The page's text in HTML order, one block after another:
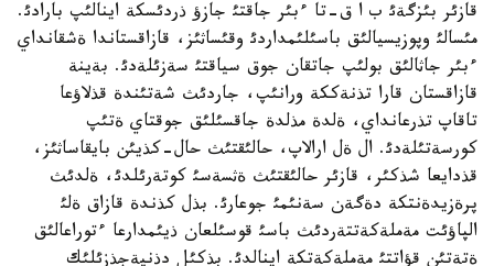
قازئر بئزگةئ ب ا ق-تا ءبئر جاقتئ جازؤ ذردئسكة اينالئپ بارادئ.
مئسالئ وپوزيسيالئق باسئلئمداردئ وقئساثئز، قازاقستاندا ةشقانداي
ءبئر جاثالئق بولئپ جاتقان جوق سياقتئ سةزئلةدئ. بةينة
قازاقستان قارا تذنةككة ورانئپ، جاردئث شةتئندة قذلاؤعا
تاقاپ تذرعانداي، ةلدة مذلدة جاقسئلئق جوقتاي ةتئپ
كورسةتئلةدئ. ال ةل ارالاپ، حالئقتئث حال-كذيئن بايقاساثئز،
قذدايعا شذكئر، قازئر حالئقتئث ةثسةسئ كوتةرئلدئ، ةلدئث
پرةزيدةنتكة دةگةن سةنئمئ جوعارئ. بذل كذندة قازاق ةلئ
الپاؤئت مةملةكةتتةردئث باسئ قوسئلعان ذيئمدارعا ءتوراعالئق